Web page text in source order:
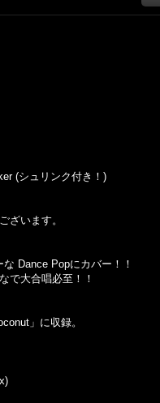
(シュリンク付き！)
ざいます。
Dance Popにカバー！！
で大合唱必至！！
」に収録。